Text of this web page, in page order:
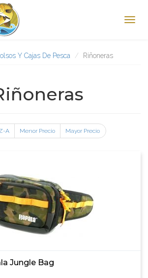
Y Cajas De Pesca Riñoneras
A Menor Precio Mayor Precio
Jungle Bag